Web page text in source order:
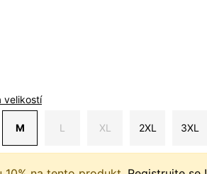
velikostí
M L XL 2XL 3XL